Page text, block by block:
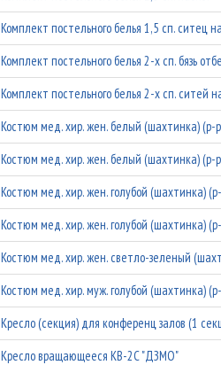
Комплект постельного белья 1,5 сп. ситец
Комплект постельного белья 2-х сп. бязь
Комплект постельного белья 2-х сп. ситей
Костюм мед. хир. жен. белый (шахтинка) (р-
Костюм мед. хир. жен. белый (шахтинка) (р-
Костюм мед. хир. жен. голубой (шахтинка)
Костюм мед. хир. жен. голубой (шахтинка)
Костюм мед. хир. жен. светло-зеленый
Костюм мед. хир. муж. голубой (шахтинка)
Кресло (секция) для конференц залов (1
Кресло вращающееся КВ-2С "ДЗМО"